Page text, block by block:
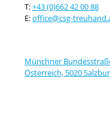
T:+43 (0)662 42 00 88
E:office@csg-
Münchner
Österreich, 5020